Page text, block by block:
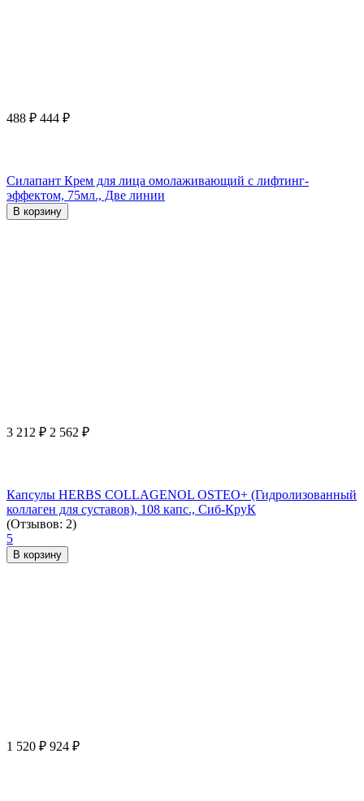
488 ₽ 444 ₽
Силапант Крем для лица омолаживающий с лифтинг-
эффектом, 75мл., Две линии
В корзину
3 212 ₽ 2 562 ₽
Капсулы HERBS COLLAGENOL OSTEO+ (Гидролизованный
коллаген для суставов), 108 капс., Сиб-КруК
(Отзывов: 2)
5
В корзину
1 520 ₽ 924 ₽